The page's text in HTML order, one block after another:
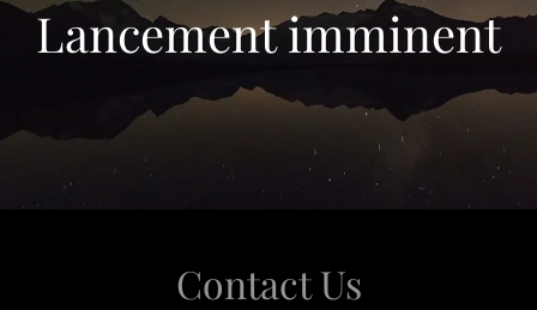
Lancement imminent
Contact Us